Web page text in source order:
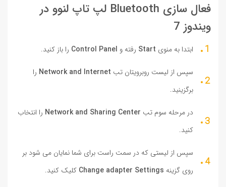
فعال سازی Bluetooth لپ تاپ لنوو در
ویندوز 7
ابتدا به منوی Start رفته و Control Panel را باز کنید.
سپس از لیست روبرویتان تب Network and Internet را
برگزینید.
در مرحله سوم تب Network and Sharing Center را انتخاب
کنید.
سپس از لیستی که در سمت راست برای شما نمایان می شود بر
روی گزینه Change adapter Settings کلیک کنید.